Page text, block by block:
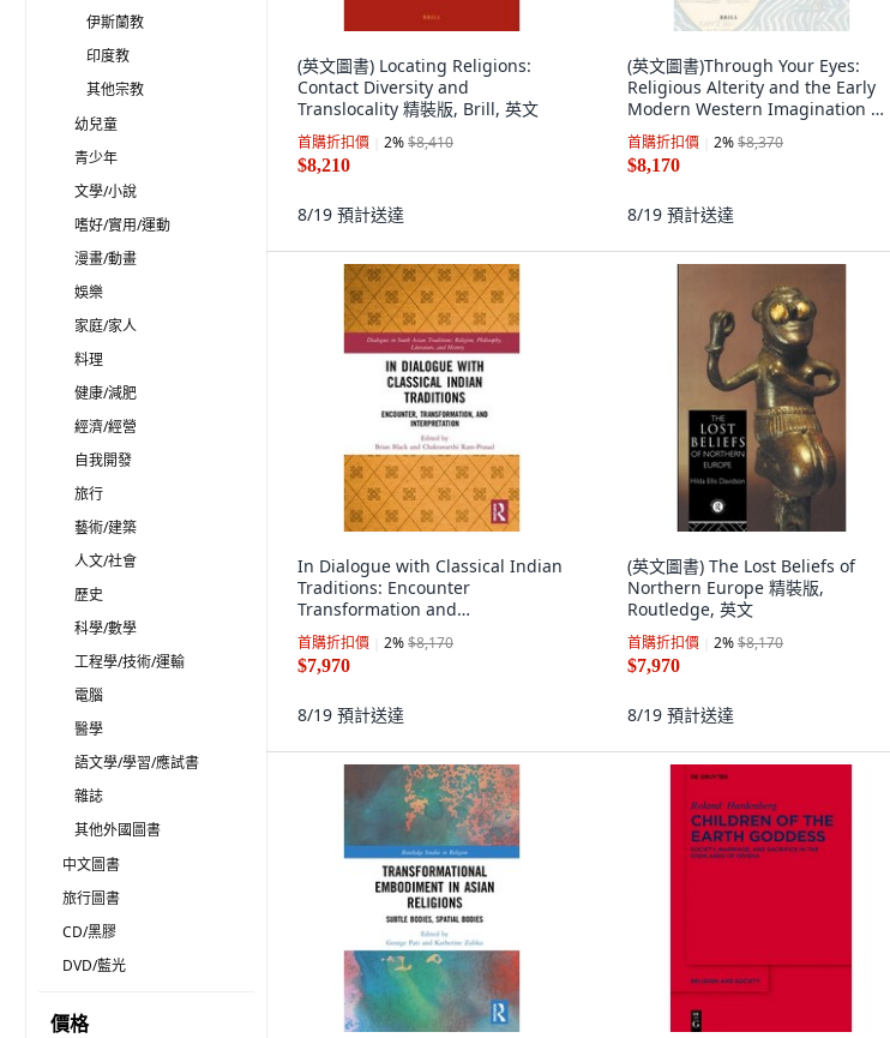
伊斯蘭教
印度教
其他宗教
幼兒童
青少年
文學/小說
嗜好/實用/運動
漫畫/動畫
娛樂
家庭/家人
料理
健康/減肥
經濟/經營
自我開發
旅行
藝術/建築
人文/社會
歷史
科學/數學
工程學/技術/運輸
電腦
醫學
語文學/學習/應試書
雜誌
其他外國圖書
中文圖書
旅行圖書
CD/黑膠
DVD/藍光
價格
(英文圖書) Locating Religions:
Contact Diversity and
Translocality 精裝版, Brill, 英文
首購折扣價 2%$8,410
$8,210
8/19 預計送達
(英文圖書)Through Your Eyes:
Religious Alterity and the Early
Modern Western Imagination 精
裝版, Brill, 英文
首購折扣價 2%$8,370
$8,170
8/19 預計送達
In Dialogue with Classical Indian
Traditions: Encounter
Transformation and
Interpretation 精裝版, Routledge,
英文
首購折扣價 2%$8,170
$7,970
8/19 預計送達
(英文圖書) The Lost Beliefs of
Northern Europe 精裝版,
Routledge, 英文
首購折扣價 2%$8,170
$7,970
8/19 預計送達